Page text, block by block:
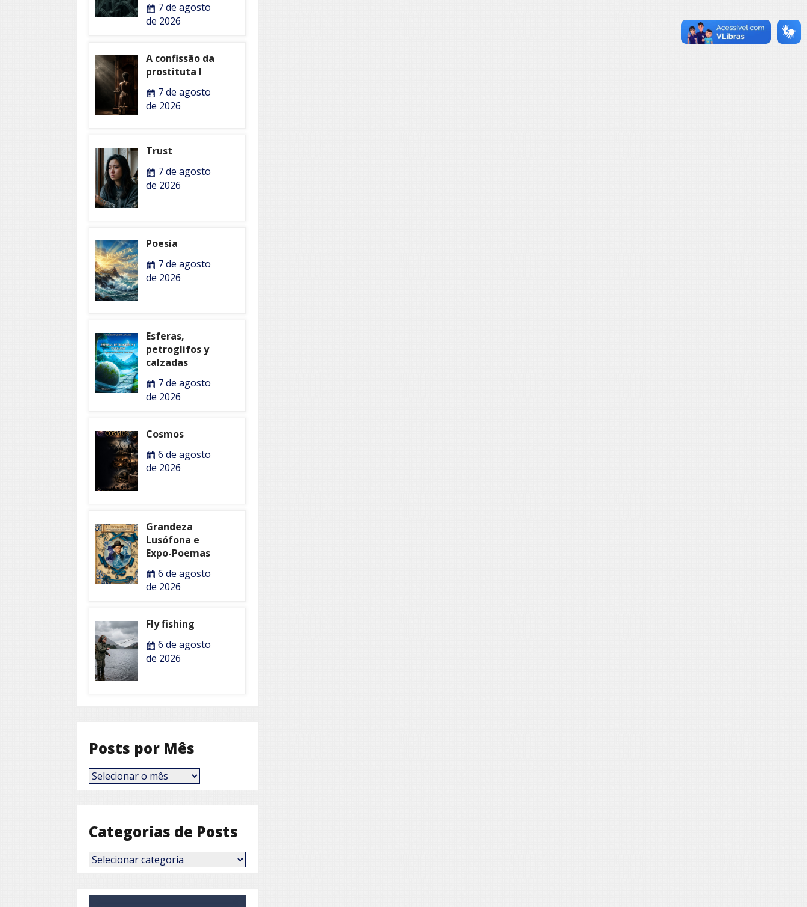
7 de agosto
de 2026
A confissão da
prostituta I
7 de agosto
de 2026
Trust
7 de agosto
de 2026
Poesia
7 de agosto
de 2026
Esferas,
petroglifos y
calzadas
7 de agosto
de 2026
Cosmos
6 de agosto
de 2026
Grandeza
Lusófona e
Expo-Poemas
6 de agosto
de 2026
Fly fishing
6 de agosto
de 2026
Posts por Mês
Posts
por
Categorias de Posts
Categorias
de